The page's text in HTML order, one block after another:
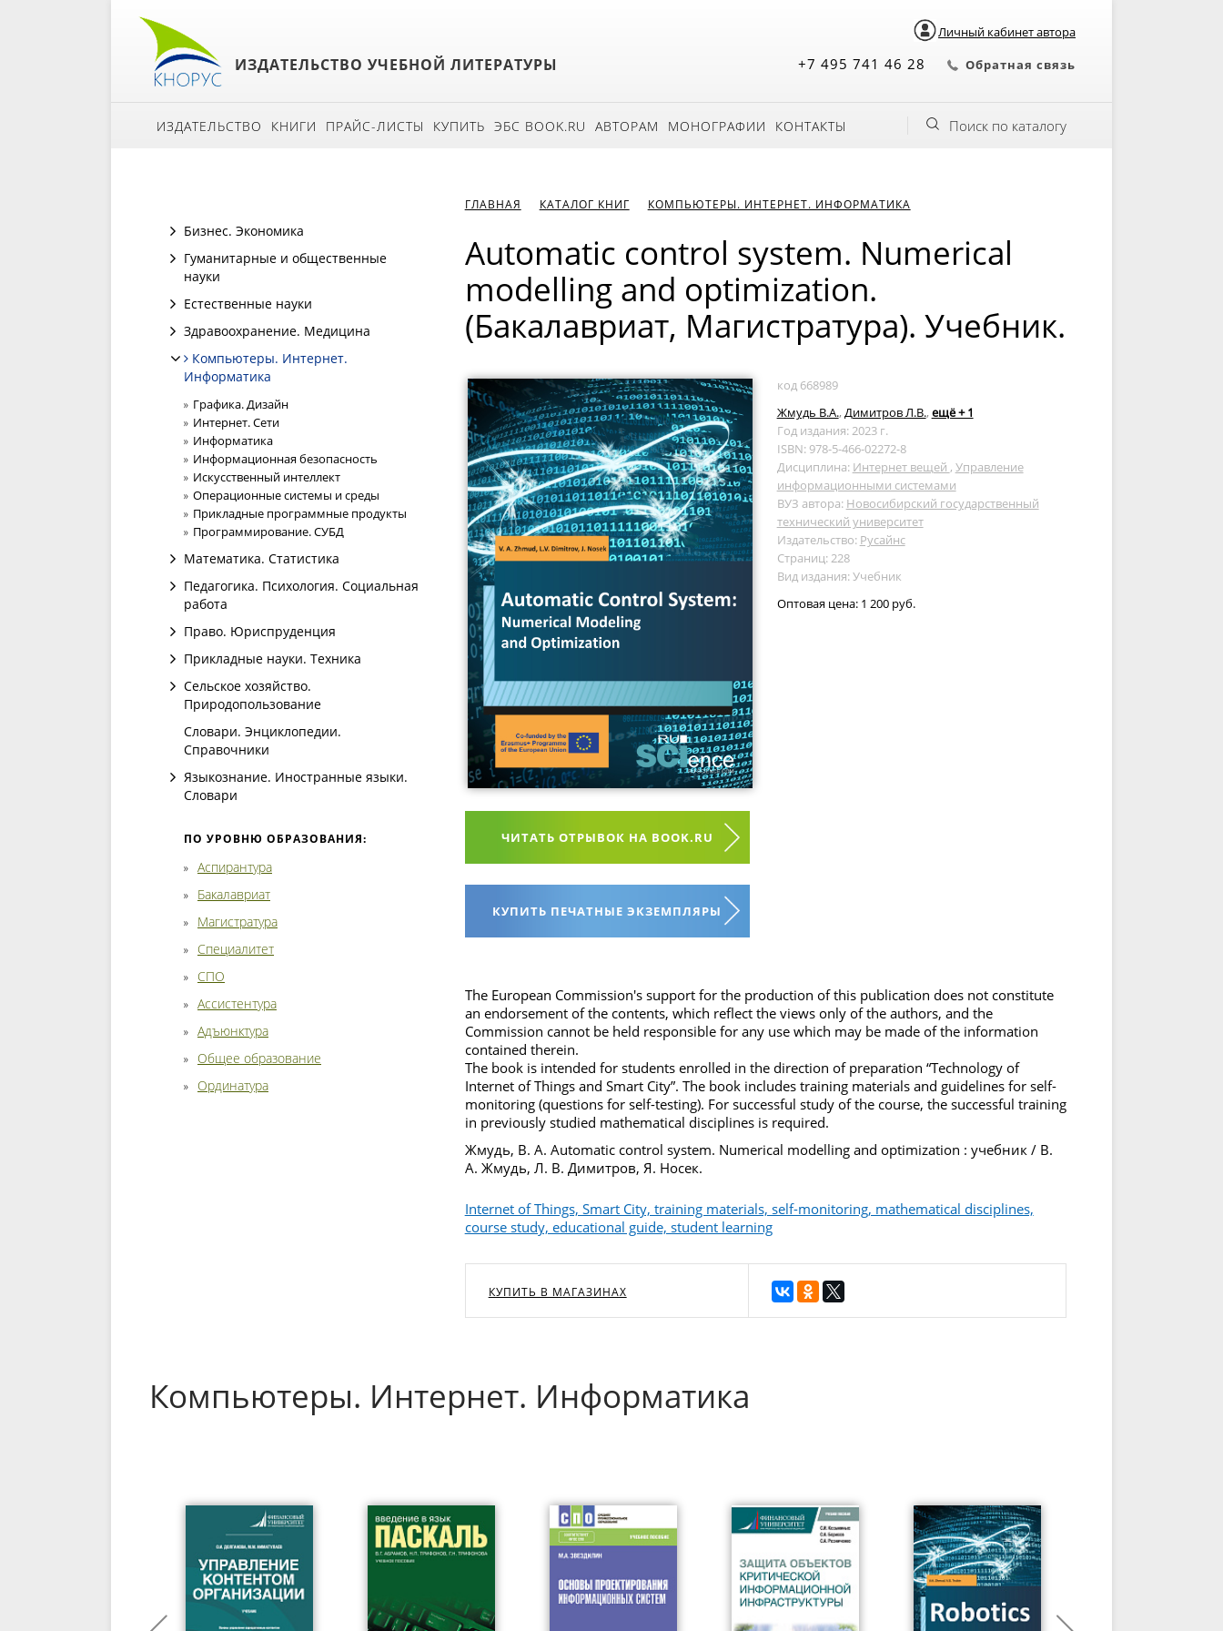
Личный кабинет автора
ИЗДАТЕЛЬСТВО УЧЕБНОЙ ЛИТЕРАТУРЫ +7 495 741 46 28 Обратная связь
ИЗДАТЕЛЬСТВО КНИГИ ПРАЙС-ЛИСТЫ КУПИТЬ ЭБС BOOK.RU АВТОРАМ МОНОГРАФИИ КОНТАКТЫ Поиск по каталогу
Бизнес. Экономика
Гуманитарные и общественные
науки
Естественные науки
Здравоохранение. Медицина
Компьютеры. Интернет.
Информатика
Графика. Дизайн
Интернет. Сети
Информатика
Информационная безопасность
Искусственный интеллект
Операционные системы и среды
Прикладные программные продукты
Программирование. СУБД
Математика. Статистика
Педагогика. Психология. Социальная
работа
Право. Юриспруденция
Прикладные науки. Техника
Сельское хозяйство.
Природопользование
Словари. Энциклопедии.
Справочники
Языкознание. Иностранные языки.
Словари
ПО УРОВНЮ ОБРАЗОВАНИЯ:
Аспирантура
Бакалавриат
Магистратура
Специалитет
СПО
Ассистентура
Адъюнктура
Общее образование
Ординатура
ГЛАВНАЯ КАТАЛОГ КНИГ КОМПЬЮТЕРЫ. ИНТЕРНЕТ. ИНФОРМАТИКА
Automatic control system. Numerical
modelling and optimization.
(Бакалавриат, Магистратура). Учебник.
ЧИТАТЬ ОТРЫВОК НА BOOK.RU
КУПИТЬ ПЕЧАТНЫЕ ЭКЗЕМПЛЯРЫ
код 668989
Жмудь В.А., Димитров Л.В., ещё + 1
Год издания: 2023 г.
ISBN: 978-5-466-02272-8
Дисциплина: Интернет вещей , Управление
информационными системами
ВУЗ автора: Новосибирский государственный
технический университет
Издательство: Русайнс
Страниц: 228
Вид издания: Учебник
Оптовая цена: 1 200 руб.
The European Commission's support for the production of this publication does not constitute
an endorsement of the contents, which reflect the views only of the authors, and the
Commission cannot be held responsible for any use which may be made of the information
contained therein.
The book is intended for students enrolled in the direction of preparation “Technology of
Internet of Things and Smart City”. The book includes training materials and guidelines for self-
monitoring (questions for self-testing). For successful study of the course, the successful training
in previously studied mathematical disciplines is required.
Жмудь, В. А. Automatic control system. Numerical modelling and optimization : учебник / В.
А. Жмудь, Л. В. Димитров, Я. Носек.
Internet of Things, Smart City, training materials, self-monitoring, mathematical disciplines,
course study, educational guide, student learning
КУПИТЬ В МАГАЗИНАХ
Компьютеры. Интернет. Информатика